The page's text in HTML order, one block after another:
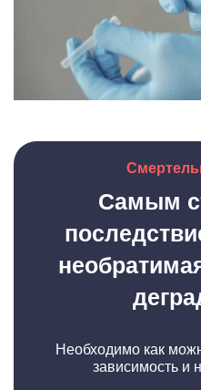
Самым
Необходимо как
зависимость и